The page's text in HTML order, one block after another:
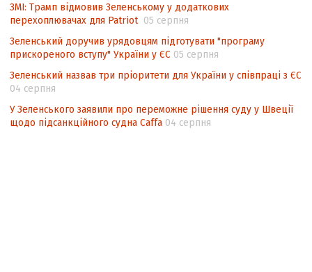
ЗМІ: Трамп відмовив Зеленському у додаткових
перехоплювачах для Patriot 05 серпня
Зеленський доручив урядовцям підготувати "програму
прискореного вступу" України у ЄС 05 серпня
Зеленський назвав три пріоритети для України у співпраці з ЄС
04 серпня
У Зеленського заявили про переможне рішення суду у Швеції
щодо підсанкційного судна Caffa 04 серпня